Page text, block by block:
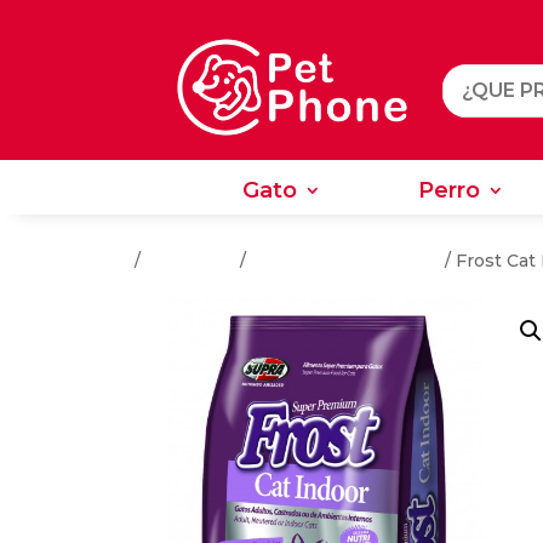
Gato Perro
/ / / Frost Cat